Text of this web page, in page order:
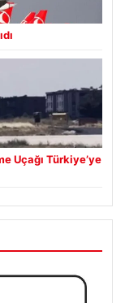
Uçağı Türkiye’ye